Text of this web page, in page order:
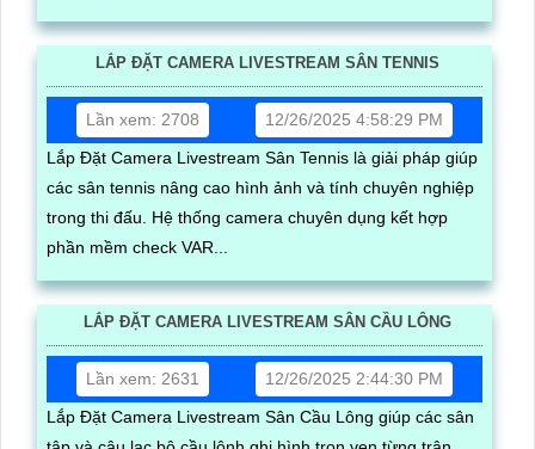
LẮP ĐẶT CAMERA LIVESTREAM SÂN TENNIS
Lần xem: 2708
12/26/2025 4:58:29 PM
Lắp Đặt Camera Livestream Sân Tennis là giải pháp giúp
các sân tennis nâng cao hình ảnh và tính chuyên nghiệp
trong thi đấu. Hệ thống camera chuyên dụng kết hợp
phần mềm check VAR...
LẮP ĐẶT CAMERA LIVESTREAM SÂN CẦU LÔNG
Lần xem: 2631
12/26/2025 2:44:30 PM
Lắp Đặt Camera Livestream Sân Cầu Lông giúp các sân